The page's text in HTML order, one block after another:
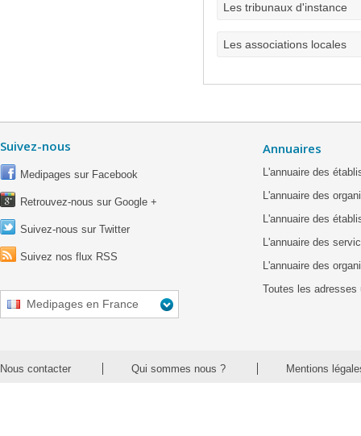
Les tribunaux d'instance
Les associations locales
Suivez-nous
Medipages sur Facebook
Retrouvez-nous sur Google +
Suivez-nous sur Twitter
Suivez nos flux RSS
Medipages en France
Annuaires
L'annuaire des
L'annuaire des
L'annuaire des
L'annuaire des
L'annuaire des
Toutes les adresses
Nous contacter Qui sommes nous ? Mentions